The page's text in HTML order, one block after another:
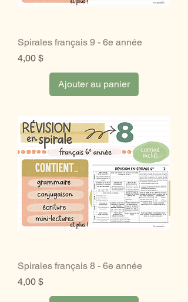
Spirales français 9 - 6e année
Prix
4,00 $
Ajouter au panier
Spirales français 8 - 6e année
Prix
4,00 $